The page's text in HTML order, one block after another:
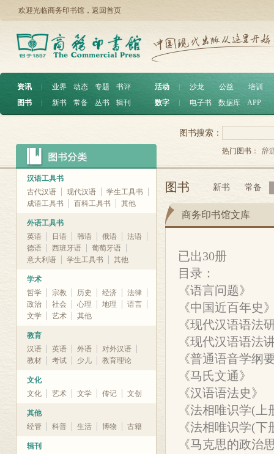
欢迎光临商务印书馆， 返回首页
资讯 ︱ 业界 动态 专题
书评
图书
︱ 新书 常备 丛书 辑刊
活动 沙龙 公益
培训
数字
电子书 数据库 APP
汉语工具书
古代汉语
现代汉语
学生工具书
成语工具书
百科工具书 其他
外语工具书
英语
日语 韩语 俄语
法语
德语
西班牙语
葡萄牙语
意大利语
学生工具书 其他
学术
哲学
宗教 历史 经济
法律
政治
社会 心理 地理
语言
文学
艺术 其他
教育
汉语
英语 外语
对外汉语
教材
考试 少儿 教育理论
文化
文化
艺术 文学 传记 文创
其他
经管
科普 生活 博物 古籍
辑刊
图书搜索：
热门图书： 辞
图书 新书 常备
商务印书馆文库
已出30册
目录：
《语言问题》
《中国近百年史
《现代汉语语法
《现代汉语语法
《普通语音学纲
《马氏文通》
《汉语语法史》
《法相唯识学(上
《法相唯识学(下
《马克思的政治